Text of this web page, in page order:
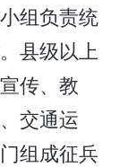
组负责统
县级以上
传、教
交通运
组成征兵